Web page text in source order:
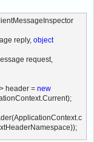
reply, object
request,
header =
new